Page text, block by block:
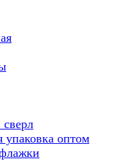
упаковка оптом